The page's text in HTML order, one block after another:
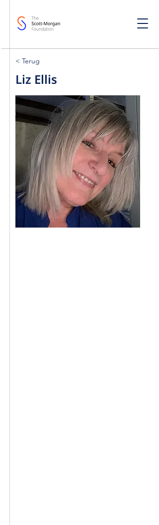
< Terug
Liz Ellis